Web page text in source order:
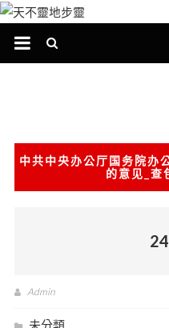
跳
中共中央办公厅国务院办
的意见_查
24
Admin
未分類